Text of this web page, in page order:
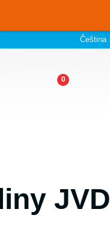
Čeština
0
JVD